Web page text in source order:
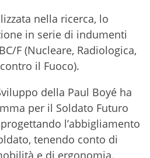
nella ricerca, lo
in serie di indumenti
F (Nucleare, Radiologica,
il Fuoco).
della Paul Boyé ha
per il Soldato Futuro
progettando l’abbigliamento
tenendo conto di
e di ergonomia.